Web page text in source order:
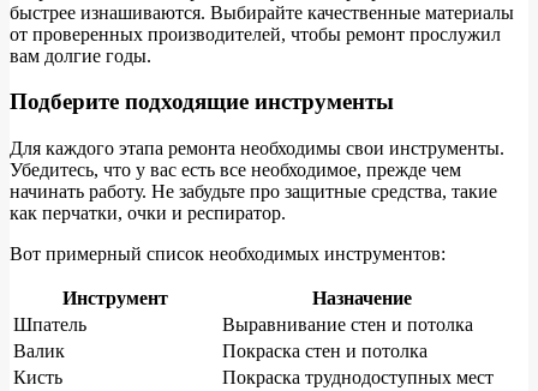
быстрее изнашиваются. Выбирайте качественные материалы
от проверенных производителей, чтобы ремонт прослужил
вам долгие годы.
Подберите подходящие инструменты
Для каждого этапа ремонта необходимы свои инструменты.
Убедитесь, что у вас есть все необходимое, прежде чем
начинать работу. Не забудьте про защитные средства, такие
как перчатки, очки и респиратор.
Вот примерный список необходимых инструментов:
Инструмент
Назначение
Шпатель
Выравнивание стен и потолка
Валик
Покраска стен и потолка
Кисть
Покраска труднодоступных мест